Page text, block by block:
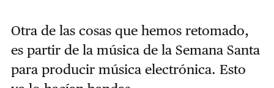
Otra de las cosas que hemos retomado,
es partir de la música de la Semana Santa
para producir música electrónica. Esto